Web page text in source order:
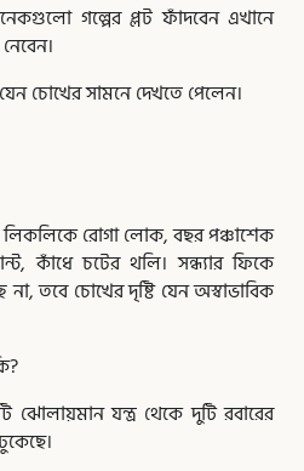
গল্পের প্লট ফাঁদবেন এখানে
চোখের সামনে দেখতে পেলেন।
রোগা লোক, বছর পঞ্চাশেক
কাঁধে চটের থলি। সন্ধ্যার ফিকে
তবে চোখের দৃষ্টি যেন অস্বাভাবিক
যন্ত্র থেকে দুটি রবারের